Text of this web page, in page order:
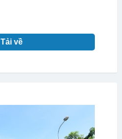
Tải về